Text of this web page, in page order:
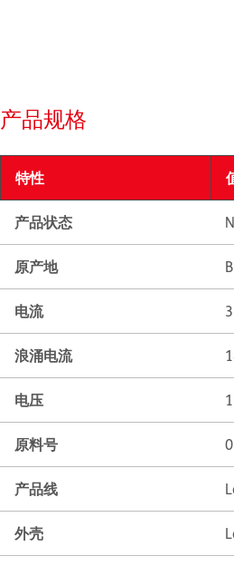
产品规格
特性
产品状态
原产地
电流
浪涌电流
电压
原料号
产品线
外壳